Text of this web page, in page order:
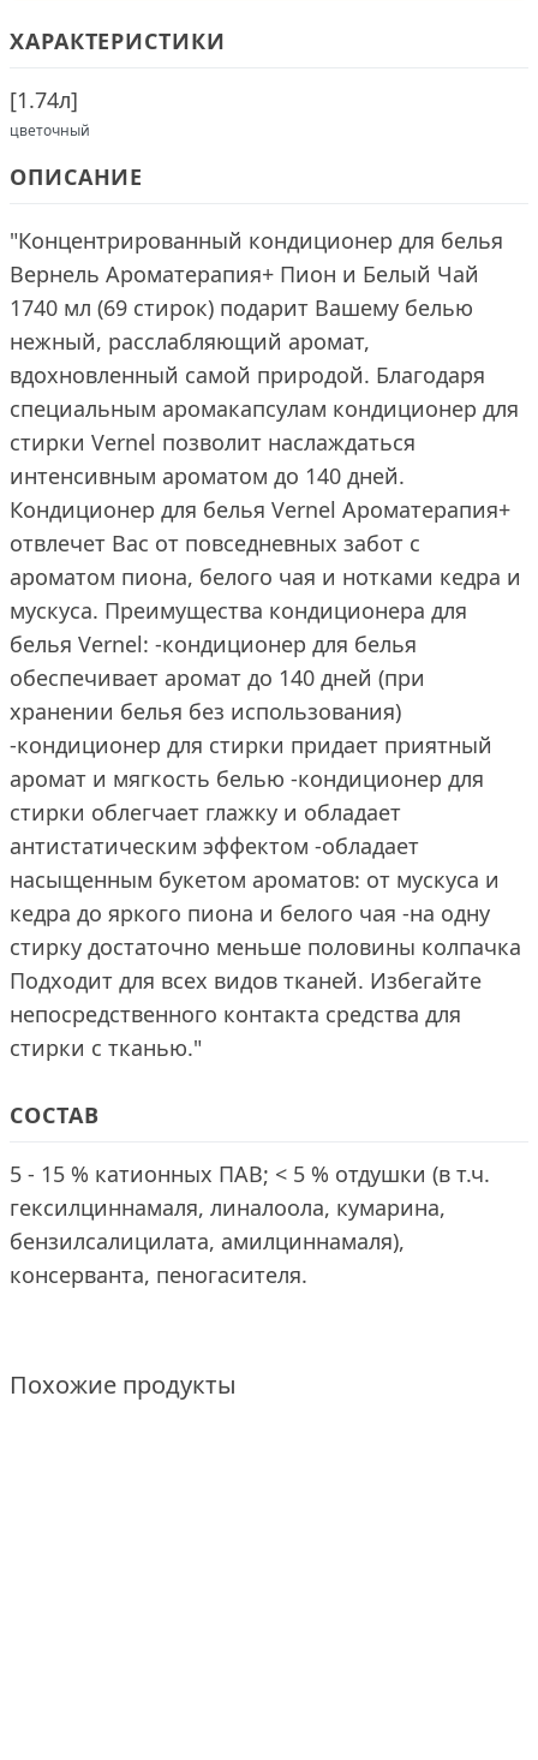
ХАРАКТЕРИСТИКИ
[1.74л]
цветочный
ОПИСАНИЕ
"Концентрированный кондиционер для белья
Вернель Ароматерапия+ Пион и Белый Чай
1740 мл (69 стирок) подарит Вашему белью
нежный, расслабляющий аромат,
вдохновленный самой природой. Благодаря
специальным аромакапсулам кондиционер для
стирки Vernel позволит наслаждаться
интенсивным ароматом до 140 дней.
Кондиционер для белья Vernel Ароматерапия+
отвлечет Вас от повседневных забот с
ароматом пиона, белого чая и нотками кедра и
мускуса. Преимущества кондиционера для
белья Vernel: -кондиционер для белья
обеспечивает аромат до 140 дней (при
хранении белья без использования)
-кондиционер для стирки придает приятный
аромат и мягкость белью -кондиционер для
стирки облегчает глажку и обладает
антистатическим эффектом -обладает
насыщенным букетом ароматов: от мускуса и
кедра до яркого пиона и белого чая -на одну
стирку достаточно меньше половины колпачка
Подходит для всех видов тканей. Избегайте
непосредственного контакта средства для
стирки с тканью."
СОСТАВ
5 - 15 % катионных ПАВ; < 5 % отдушки (в т.ч.
гексилциннамаля, линалоола, кумарина,
бензилсалицилата, амилциннамаля),
консерванта, пеногасителя.
Похожие продукты